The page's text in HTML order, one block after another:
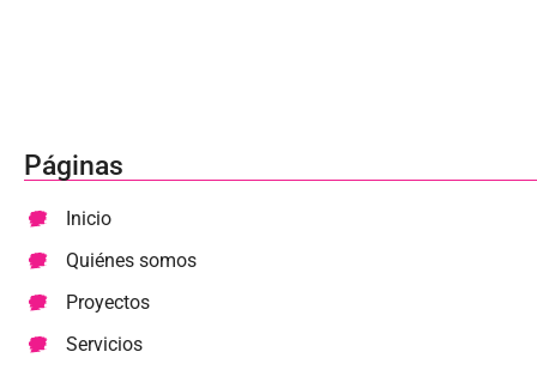
Páginas
Inicio
Quiénes somos
Proyectos
Servicios